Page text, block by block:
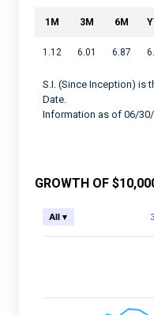
1M 3M 6M
1.12 6.01 6.87
S.I. (Since Inception) is
Date.
Information as of 06/
GROWTH OF
Chart
The chart has 2 X
The chart has 2 Y
All ▾